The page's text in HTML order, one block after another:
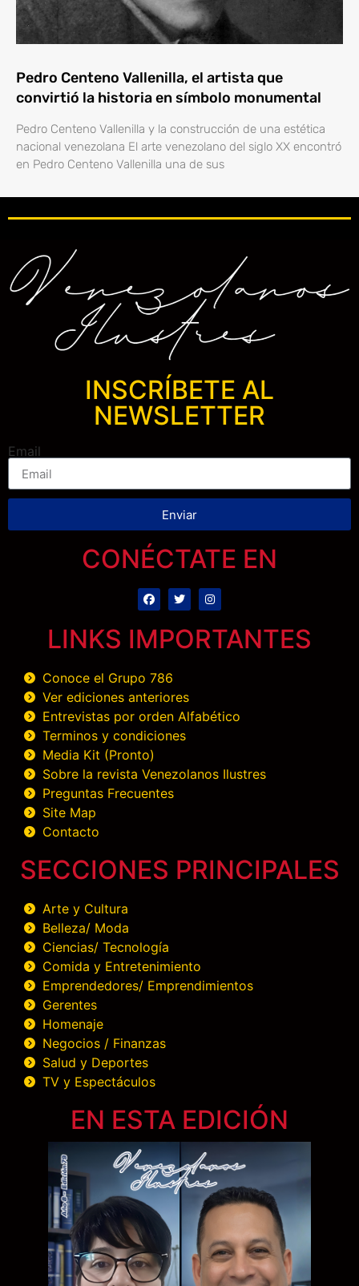
Pedro Centeno Vallenilla, el artista que
convirtió la historia en símbolo monumental
Pedro Centeno Vallenilla y la construcción de una estética
nacional venezolana El arte venezolano del siglo XX encontró
en Pedro Centeno Vallenilla una de sus
INSCRÍBETE AL
NEWSLETTER
Email
Enviar
CONÉCTATE EN
LINKS IMPORTANTES
Conoce el Grupo 786
Ver ediciones anteriores
Entrevistas por orden Alfabético
Terminos y condiciones
Media Kit (Pronto)
Sobre la revista Venezolanos Ilustres
Preguntas Frecuentes
Site Map
Contacto
SECCIONES PRINCIPALES
Arte y Cultura
Belleza/ Moda
Ciencias/ Tecnología
Comida y Entretenimiento
Emprendedores/ Emprendimientos
Gerentes
Homenaje
Negocios / Finanzas
Salud y Deportes
TV y Espectáculos
EN ESTA EDICIÓN